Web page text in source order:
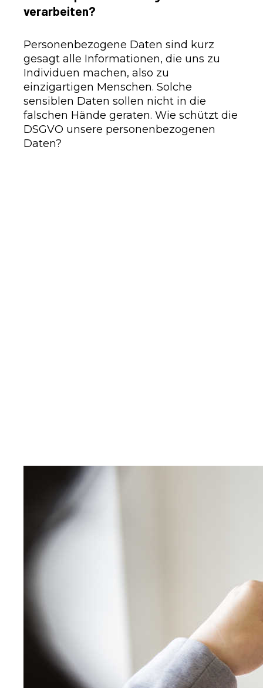
verarbeiten?
Personenbezogene Daten sind kurz
gesagt alle Informationen, die uns zu
Individuen machen, also zu
einzigartigen Menschen. Solche
sensiblen Daten sollen nicht in die
falschen Hände geraten. Wie schützt die
DSGVO unsere personenbezogenen
Daten?